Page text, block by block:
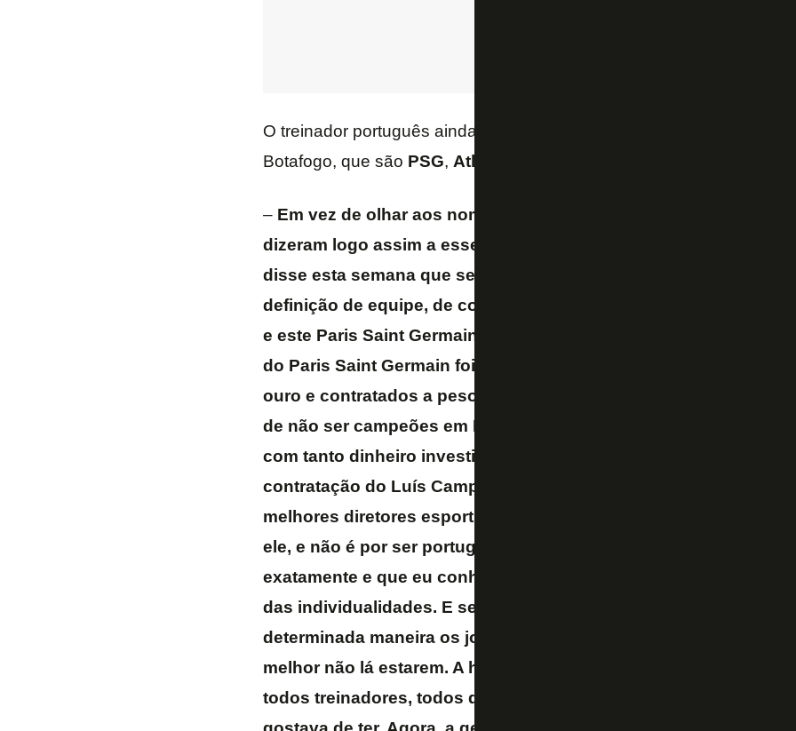
O treinador português ainda fez uma análise individual dos
Botafogo, que são PSG, Atlético de Madrid
– Em vez de olhar aos nomes Paris Saint Germain e Atlético de
dizeram logo assim a esse respeito, eu olho mais aos trabalhos
disse esta semana que se há dois clubes que definem
definição de equipe, de conjunto e organização coletiva. São o
e este Paris Saint Germain do
do Paris Saint Germain foi quando deixou de olhar para egos,
ouro e contratados a peso de ouro, e que conseguiram, em
de não ser campeões em França. Repara bem, não serem
com tanto dinheiro investido. Então há uma mudança de
contratação do Luís Campos, que eu conheço muito bem, é só
melhores diretores esportivos do mundo. As contratações que
ele, e não é por ser português. E do Luis Enrique, que trouxe
exatamente e que eu conheço muito bem de La Masia, que é o
das individualidades. E se há um treinador que quer que a
determinada maneira os jogadores que comprem essa maneira,
melhor não lá estarem. A história do Mbappé, vamos perguntar,
todos treinadores, todos queriam ter o Mbappé na vossa equipa,